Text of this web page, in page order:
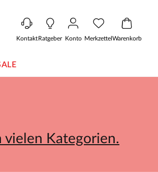
KontaktRatgeber Konto MerkzettelWarenkorb
vielen Kategorien.